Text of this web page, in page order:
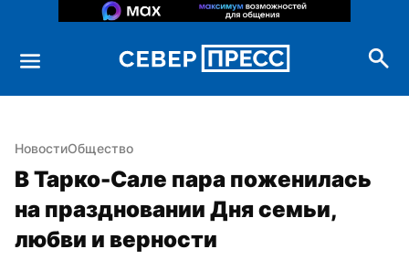
НовостиОбщество
В Тарко-Сале пара поженилась
на праздновании Дня семьи,
любви и верности